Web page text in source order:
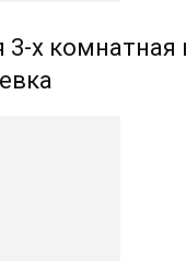
3-х комнатная